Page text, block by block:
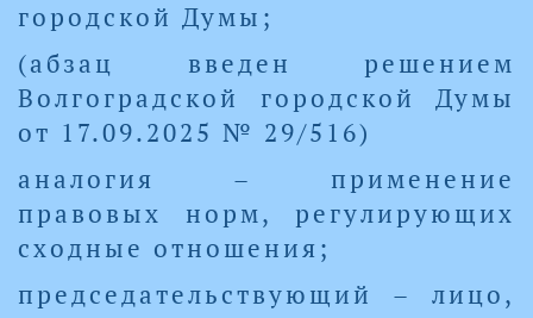
городской Думы;
(абзац введен решением
Волгоградской городской Думы
от 17.09.2025 № 29/516)
аналогия – применение
правовых норм, регулирующих
сходные отношения;
председательствующий – лицо,